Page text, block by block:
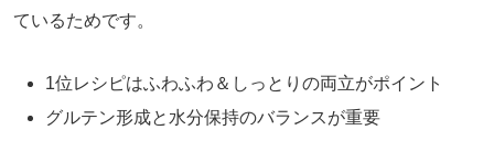
ているためです。
1位レシピはふわふわ＆しっとりの両立がポイント
グルテン形成と水分保持のバランスが重要